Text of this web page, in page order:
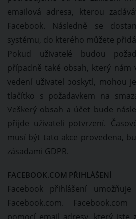
emailová adresa, kterou
Facebook. Následně se
systému, do kterého můžete
Pokud uživatelé budou
případně také obsah, který
vedení uživatel poskytl, mohou
tlačítko s požadavkem na
Veškerý obsah a účet bude
přijde uživateli potvrzení.
musí být tato akce provedena,
zásadami GDPR.
FACEBOOK.COM PŘIHLÁŠENÍ
Facebook přihlášení
Facebook.com.
pomocí email adresy, který jste